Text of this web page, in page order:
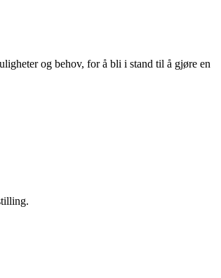
og behov, for å bli i stand til å gjøre en